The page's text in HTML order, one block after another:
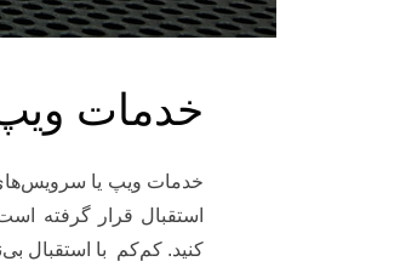
خدمات
استقبال قرار گرفته
کنید. کم‌کم با استقبال